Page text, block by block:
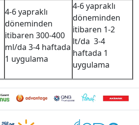
4-6 yapraklı
döneminden
itibaren 300-400
ml/da 3-4 haftada
1 uygulama
4-6 yapraklı
döneminden
itibaren 1-2
lt/da 3-4
haftada 1
uygulama